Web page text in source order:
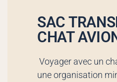
SAC
CHAT
Voyager avec un
une organisation